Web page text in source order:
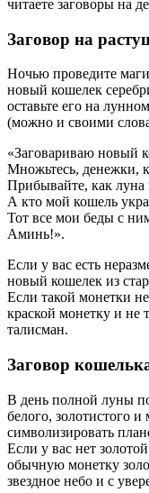
читаете заговоры на
Заговор на
Ночью проведите
новый кошелек
оставьте его на
(можно и своими
«Заговариваю новый
Множьтесь, денежки,
Прибывайте, как луна
А кто мой кошель
Тот все мои беды с
Аминь!».
Если у вас есть
новый кошелек из
Если такой монетки
краской монетку и не
талисман.
Заговор
В день полной луны
белого, золотистого и
символизировать
Если у вас нет
обычную монетку
звездное небо и с